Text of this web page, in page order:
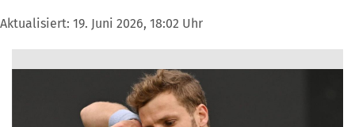
Aktualisiert: 19. Juni 2026, 18:02 Uhr